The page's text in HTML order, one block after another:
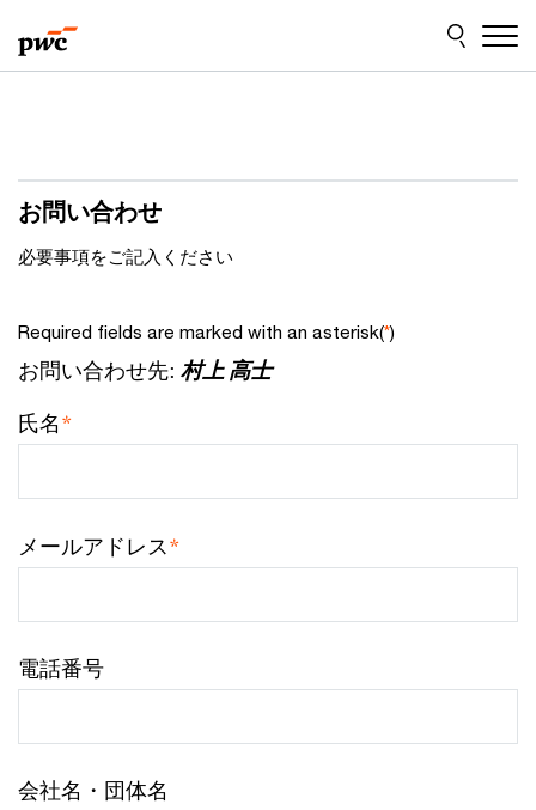
to
content
to
footer
お問い合わせ
必要事項をご記入ください
Required fields are marked with an asterisk(*)
お問い合わせ先: 村上 高士
氏名*
メールアドレス*
電話番号
会社名・団体名